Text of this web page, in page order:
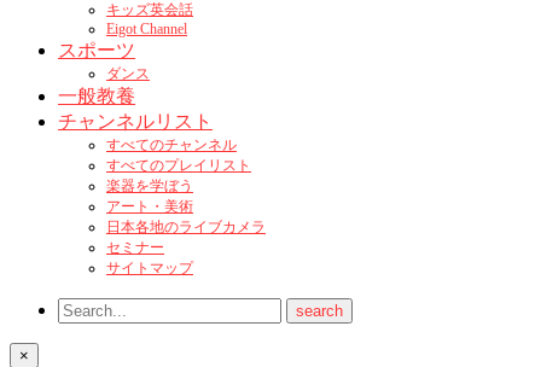
キッズ英会話
Eigot Channel
スポーツ
ダンス
一般教養
チャンネルリスト
すべてのチャンネル
すべてのプレイリスト
楽器を学ぼう
アート・美術
日本各地のライブカメラ
セミナー
サイトマップ
×